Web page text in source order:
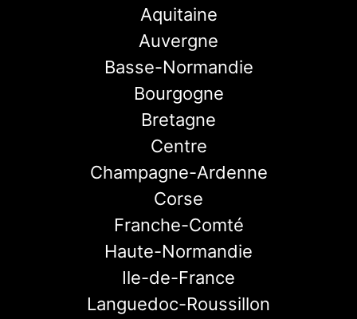
Aquitaine
Auvergne
Basse-Normandie
Bourgogne
Bretagne
Centre
Champagne-Ardenne
Corse
Franche-Comté
Haute-Normandie
Ile-de-France
Languedoc-Roussillon